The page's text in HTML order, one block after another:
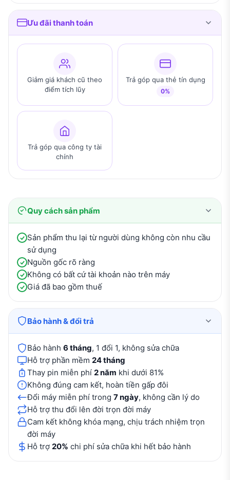
Ưu đãi thanh toán
Giảm giá khách cũ theo
điểm tích lũy
Trả góp qua thẻ tín dụng
0%
Trả góp qua công ty tài
chính
Quy cách sản phẩm
Sản phẩm thu lại từ người dùng không còn nhu cầu
sử dụng
Nguồn gốc rõ ràng
Không có bất cứ tài khoản nào trên máy
Giá đã bao gồm thuế
Bảo hành & đổi trả
Bảo hành 6 tháng, 1 đổi 1, không sửa chữa
Hỗ trợ phần mềm 24 tháng
Thay pin miễn phí 2 năm khi dưới 81%
Không đúng cam kết, hoàn tiền gấp đôi
Đổi máy miễn phí trong 7 ngày, không cần lý do
Hỗ trợ thu đổi lên đời trọn đời máy
Cam kết không khóa mạng, chịu trách nhiệm trọn
đời máy
Hỗ trợ 20% chi phí sửa chữa khi hết bảo hành